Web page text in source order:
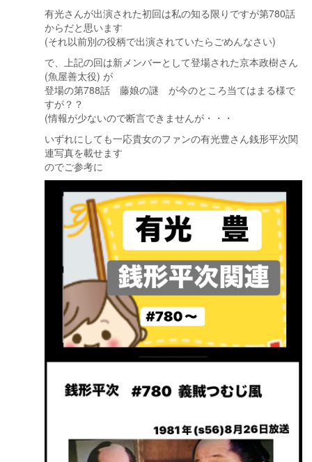
有光さんが出演された初回は私の知る限りですが第780話
からだと思います
(それ以前別の役柄で出演されていたらごめんなさい)
で、上記の回は新メンバーとして登場された京本政樹さん
(魚屋善太役) が
登場の第788話 藤娘の謎 が今のところ当てはまる様で
すが？？
(情報が少ないので断言できませんが・・・
いずれにしても一応貴女のファンの有光豊さん銭形平次関
連写真を載せます
のでご参考に